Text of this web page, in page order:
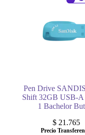
Pen Drive
Shift 32GB USB-A
1 Bachelor
$ 21.765
Precio